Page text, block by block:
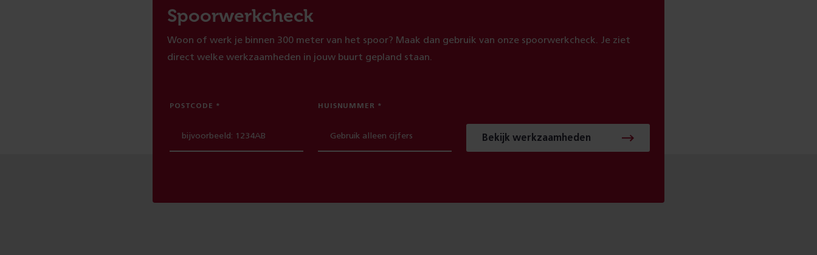
Spoorwerkcheck
Woon of werk je binnen 300 meter van het spoor? Maak dan gebruik van onze spoorwerkcheck. Je ziet
direct welke werkzaamheden in jouw buurt gepland staan.
POSTCODE HUISNUMMER
Bekijk werkzaamheden